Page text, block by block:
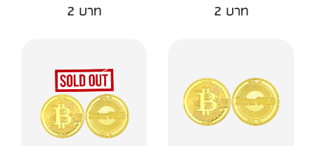
2 บาท 2 บาท